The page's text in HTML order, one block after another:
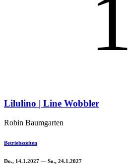
1
Lilulino | Line Wobbler
Robin Baumgarten
Betriebszeiten
Do., 14.1.2027 — So., 24.1.2027